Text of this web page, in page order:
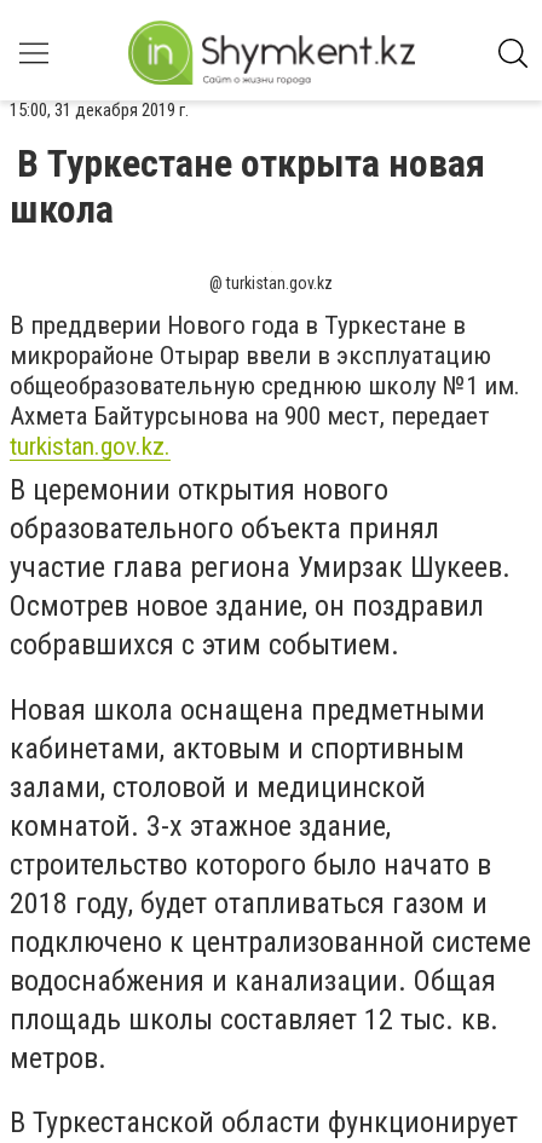
15:00, 31 декабря 2019 г.
В Туркестане открыта новая
школа
@ turkistan.gov.kz
В преддверии Нового года в Туркестане в
микрорайоне Отырар ввели в эксплуатацию
общеобразовательную среднюю школу №1 им.
Ахмета Байтурсынова на 900 мест, передает
turkistan.gov.kz.
В церемонии открытия нового
образовательного объекта принял
участие глава региона Умирзак Шукеев.
Осмотрев новое здание, он поздравил
собравшихся с этим событием.
Новая школа оснащена предметными
кабинетами, актовым и спортивным
залами, столовой и медицинской
комнатой. 3-х этажное здание,
строительство которого было начато в
2018 году, будет отапливаться газом и
подключено к централизованной системе
водоснабжения и канализации. Общая
площадь школы составляет 12 тыс. кв.
метров.
В Туркестанской области функционирует